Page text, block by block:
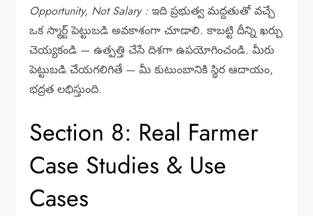
Opportunity, Not Salary : ఇది ప్రభుత్వ మద్దతుతో వచ్చే
ఒక స్మార్ట్ పెట్టుబడి అవకాశంగా చూడాలి. కాబట్టి దీన్ని ఖర్చు
చెయ్యకండి — ఉత్పత్తి చేసే దిశగా ఉపయోగించండి. మీరు
పెట్టుబడి చేయగలిగితే — మీ కుటుంబానికి స్థిర ఆదాయం,
భద్రత లభిస్తుంది.
Section 8: Real Farmer
Case Studies & Use
Cases